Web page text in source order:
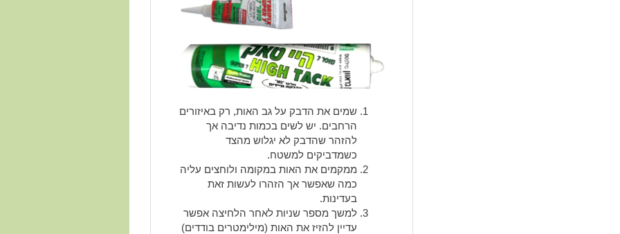
שמים את הדבק על גב האות, רק באיזורים
הרחבים. יש לשים בכמות נדיבה אך
להזהר שהדבק לא יגלוש מהצד
כשמדביקים למשטח.
ממקמים את האות במקומה ולוחצים עליה
כמה שאפשר אך הזהרו לעשות זאת
בעדינות.
למשך מספר שניות לאחר הלחיצה אפשר
עדיין להזיז את האות (מילימטרים בודדים)